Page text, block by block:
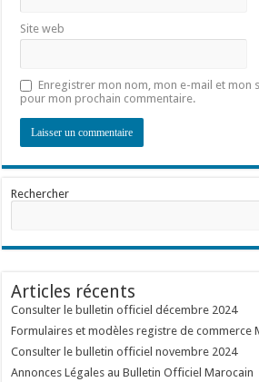
Site web
Enregistrer mon nom, mon e-mail et mon
pour mon prochain commentaire.
Rechercher
Articles récents
Consulter le bulletin officiel décembre 2024
Formulaires et modèles registre de commerce
Consulter le bulletin officiel novembre 2024
Annonces Légales au Bulletin Officiel Marocain